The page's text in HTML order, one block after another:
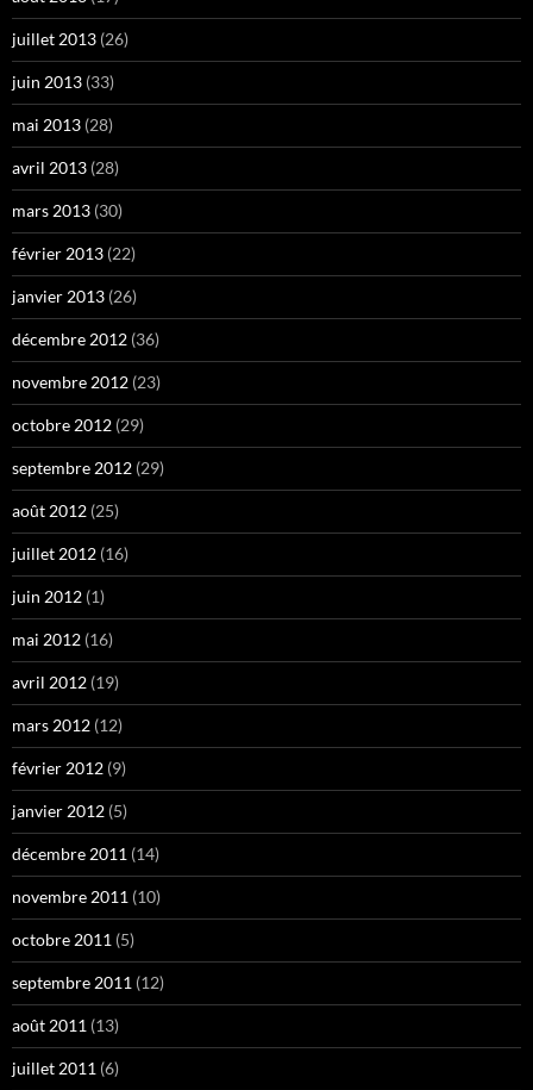
juillet 2013 (26)
juin 2013 (33)
mai 2013 (28)
avril 2013 (28)
mars 2013 (30)
février 2013 (22)
janvier 2013 (26)
décembre 2012 (36)
novembre 2012 (23)
octobre 2012 (29)
septembre 2012 (29)
août 2012 (25)
juillet 2012 (16)
juin 2012 (1)
mai 2012 (16)
avril 2012 (19)
mars 2012 (12)
février 2012 (9)
janvier 2012 (5)
décembre 2011 (14)
novembre 2011 (10)
octobre 2011 (5)
septembre 2011 (12)
août 2011 (13)
juillet 2011 (6)